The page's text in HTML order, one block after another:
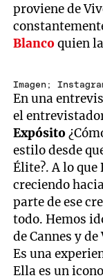
proviene de
Blancoquien
Imagen;
En una
el
Expósito
estilo desde
Élite?. A lo que
creciendo
parte de ese
todo. Hemos
de Cannes y
Es una
Ella es un